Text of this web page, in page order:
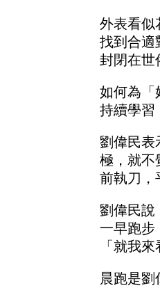
外表看似
找到合適
封閉在世
如何為「
持續學習
劉偉民表
極，就不
前執刀，
劉偉民說
一早跑步
「就我
晨跑是